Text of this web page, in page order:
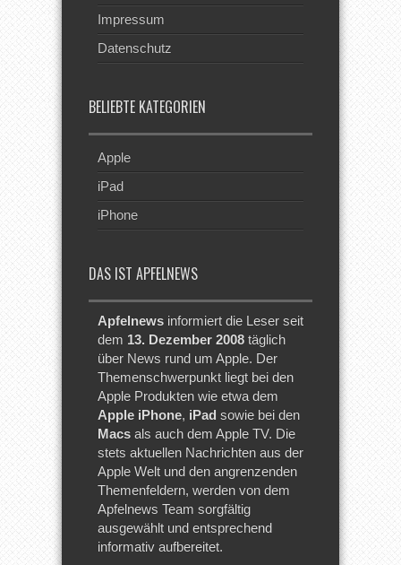
Impressum
Datenschutz
BELIEBTE KATEGORIEN
Apple
iPad
iPhone
DAS IST APFELNEWS
Apfelnews informiert die Leser seit
dem 13. Dezember 2008 täglich
über News rund um Apple. Der
Themenschwerpunkt liegt bei den
Apple Produkten wie etwa dem
Apple iPhone, iPad sowie bei den
Macs als auch dem Apple TV. Die
stets aktuellen Nachrichten aus der
Apple Welt und den angrenzenden
Themenfeldern, werden von dem
Apfelnews Team sorgfältig
ausgewählt und entsprechend
informativ aufbereitet.